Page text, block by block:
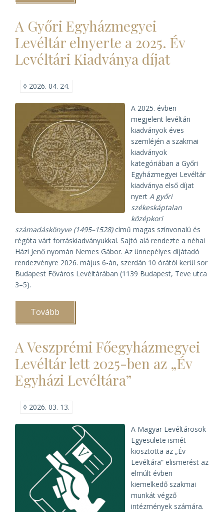
vándorgyűlését
MELTE)
A Győri Egyházmegyei
Levéltár elnyerte a 2025. Év
Levéltári Kiadványa díjat
◊ 2026. 04. 24.
A 2025. évben
megjelent levéltári
kiadványok éves
szemléjén a szakmai
kiadványok
kategóriában a Győri
Egyházmegyei Levéltár
kiadványa első díjat
nyert A győri
székeskáptalan
középkori
számadáskönyve (1495–1528)című magas színvonalú és
régóta várt forráskiadványukkal. Sajtó alá rendezte a néhai
Házi Jenő nyomán Nemes Gábor. Az ünnepélyes díjátadó
rendezvényre 2026. május 6-án, szerdán 10 órától kerül sor
Budapest Főváros Levéltárában (1139 Budapest, Teve utca
3–5).
Tovább
Egyházmegyei
elnyerte
a
2025.
Év
Levéltári
Kiadványa
A Veszprémi Főegyházmegyei
Levéltár lett 2025-ben az „Év
Egyházi Levéltára”
◊ 2026. 03. 13.
A Magyar Levéltárosok
Egyesülete ismét
kiosztotta az „Év
Levéltára” elismerést az
elmúlt évben
kiemelkedő szakmai
munkát végző
intézmények számára.